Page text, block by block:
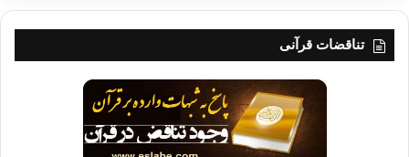
آینده اخوان مصر اخوان المسلمین مصر
کپی آدرس
تناقضات قرآنی